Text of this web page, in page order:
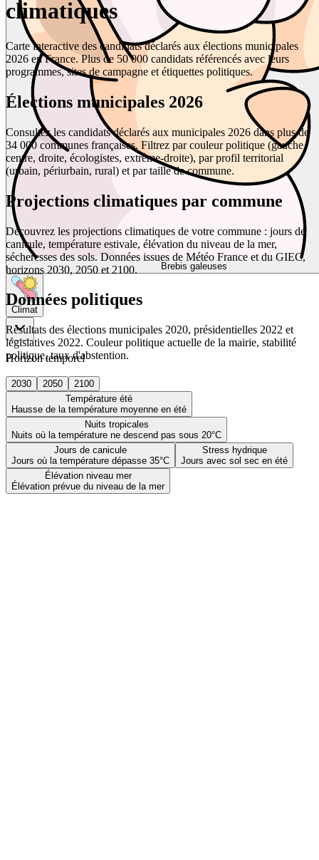
Brebis galeuses
Climat
Horizon temporel
2030 2050
2100
Température été
Hausse de la température moyenne en été
Nuits tropicales
Nuits où la température ne descend pas sous 20°C
Jours de canicule
Jours où la température dépasse 35°C
Stress hydrique
Jours avec sol sec en été
Élévation niveau mer
Élévation prévue du niveau de la mer
climatiques
Carte interactive des candidats déclarés aux élections municipales
2026 en France. Plus de 50 000 candidats référencés avec leurs
programmes, sites de campagne et étiquettes politiques.
Élections municipales 2026
Consultez les candidats déclarés aux municipales 2026 dans plus de
34 000 communes françaises. Filtrez par couleur politique (gauche,
centre, droite, écologistes, extrême-droite), par profil territorial
(urbain, périurbain, rural) et par taille de commune.
Projections climatiques par commune
Découvrez les projections climatiques de votre commune : jours de
canicule, température estivale, élévation du niveau de la mer,
sécheresses des sols. Données issues de Météo France et du GIEC,
horizons 2030, 2050 et 2100.
Données politiques
Résultats des élections municipales 2020, présidentielles 2022 et
législatives 2022. Couleur politique actuelle de la mairie, stabilité
politique, taux d'abstention.